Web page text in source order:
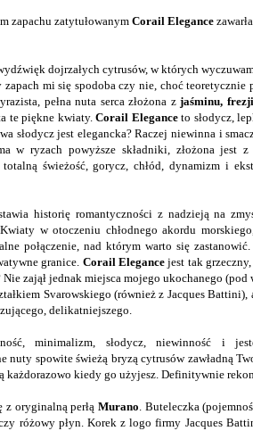
zapachu zatytułowanymCorail Elegance
dojrzałych cytrusów, w których
mi się spodoba czy nie, choć teoretycznie
pełna nuta serca złożona z jaśminu,
te piękne kwiaty.Corail Eleganceto słodycz,
słodycz jest elegancka? Raczej niewinna i
w ryzach powyższe składniki, złożona jest
świeżość, gorycz, chłód, dynamizm i
historię romantyczności z nadzieją na
w otoczeniu chłodnego akordu
połączenie, nad którym warto się
granice. Corail Elegancejest tak
zajął jednak miejsca mojego ukochanego
Svarowskiego (również z Jacques Battini),
delikatniejszego.
minimalizm, słodycz, niewinność i
spowite świeżą bryzą cytrusów zawładną
każdorazowo kiedy go użyjesz. Definitywnie
z oryginalną perłą Murano. Buteleczka
różowy płyn. Korek z logo firmy Jacques